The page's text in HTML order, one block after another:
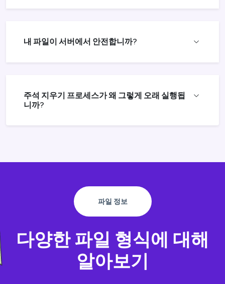
내 파일이 서버에서 안전합니까?
주석 지우기 프로세스가 왜 그렇게 오래 실행됩
니까?
파일 정보
다양한 파일 형식에 대해
알아보기